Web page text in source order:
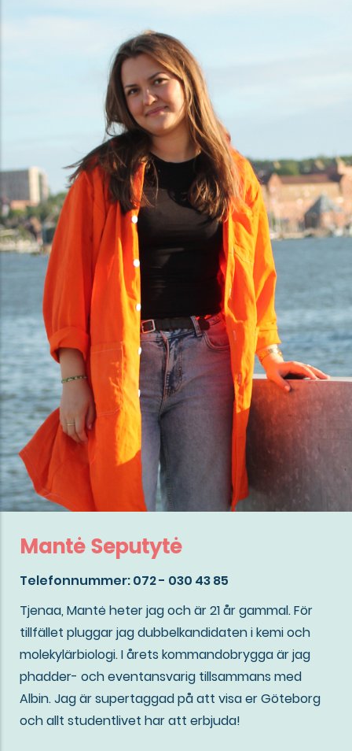
Mantė Seputytė
Telefonnummer: 072 - 030 43 85
Tjenaa, Mantė heter jag och är 21 år gammal. För
tillfället pluggar jag dubbelkandidaten i kemi och
molekylärbiologi. I årets kommandobrygga är jag
phadder- och eventansvarig tillsammans med
Albin. Jag är supertaggad på att visa er Göteborg
och allt studentlivet har att erbjuda!